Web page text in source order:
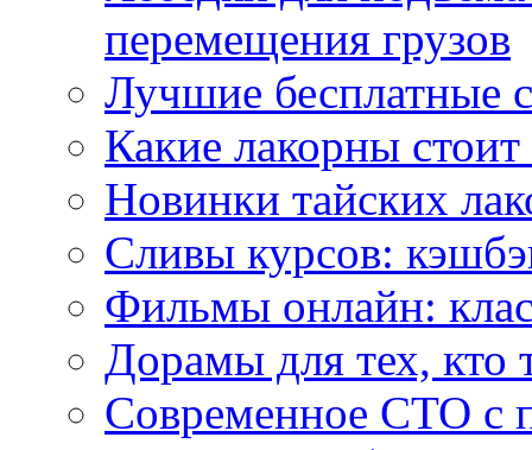
перемещения грузов
Лучшие бесплатные
Какие лакорны стоит
Новинки тайских
Сливы курсов:
Фильмы онлайн:
Дорамы для тех, кто
Современное СТО с